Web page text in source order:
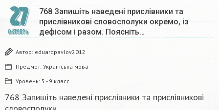
27
ОКТЯБРЬ
768 Запишіть наведені прислівники та
прислівникові словосполуки окремо, із
дефісом і разом. Поясніть…
Автор: eduardpavlov2012
Предмет: Українська мова
Уровень: 5 - 9 класс
768 Запишіть наведені прислівники та прислівникові